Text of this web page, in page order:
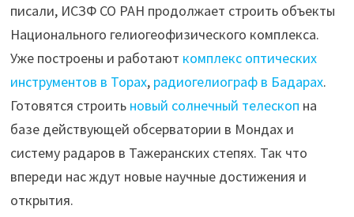
писали, ИСЗФ СО РАН продолжает строить объекты
Национального гелиогеофизического комплекса.
Уже построены и работают комплекс оптических
инструментов в Торах, радиогелиограф в Бадарах.
Готовятся строить новый солнечный телескоп на
базе действующей обсерватории в Мондах и
систему радаров в Тажеранских степях. Так что
впереди нас ждут новые научные достижения и
открытия.